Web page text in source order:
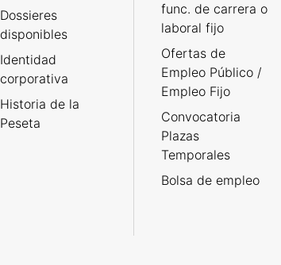
Dossieres
disponibles
Identidad
corporativa
Historia de la
Peseta
func. de carrera o
laboral fijo
Ofertas de
Empleo Público /
Empleo Fijo
Convocatoria
Plazas
Temporales
Bolsa de empleo